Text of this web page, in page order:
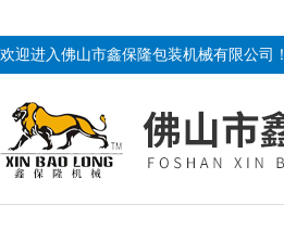
欢迎进入佛山市鑫保隆包装机械有限公司！